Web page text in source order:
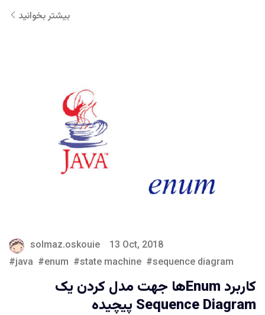
بیشتر بخوانید
solmaz.oskouie
13 Oct, 2018
java
enum state machine sequence diagram
کاربرد Enumها جهت مدل کردن یک
Sequence Diagram پیچیده